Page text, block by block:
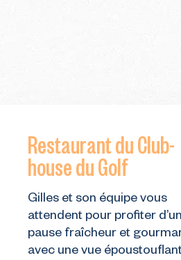
Restaurant du Club-
house du Golf
Gilles et son équipe vous
attendent pour profiter
pause fraîcheur et
avec une vue